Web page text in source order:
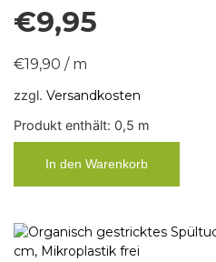
€9,95
€19,90 / m
zzgl. Versandkosten
Produkt enthält: 0,5 m
In den Warenkorb